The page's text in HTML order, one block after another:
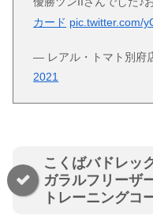
カード pic.twitter.com/
— レアル・トマト別府
2021
こくばバドレッ
ガラルフリーザ
トレーニングコ